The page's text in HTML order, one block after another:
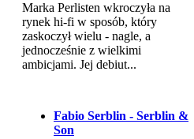
Marka Perlisten wkroczyła na
rynek hi-fi w sposób, który
zaskoczył wielu - nagle, a
jednocześnie z wielkimi
ambicjami. Jej debiut...
Fabio Serblin - Serblin &
Son